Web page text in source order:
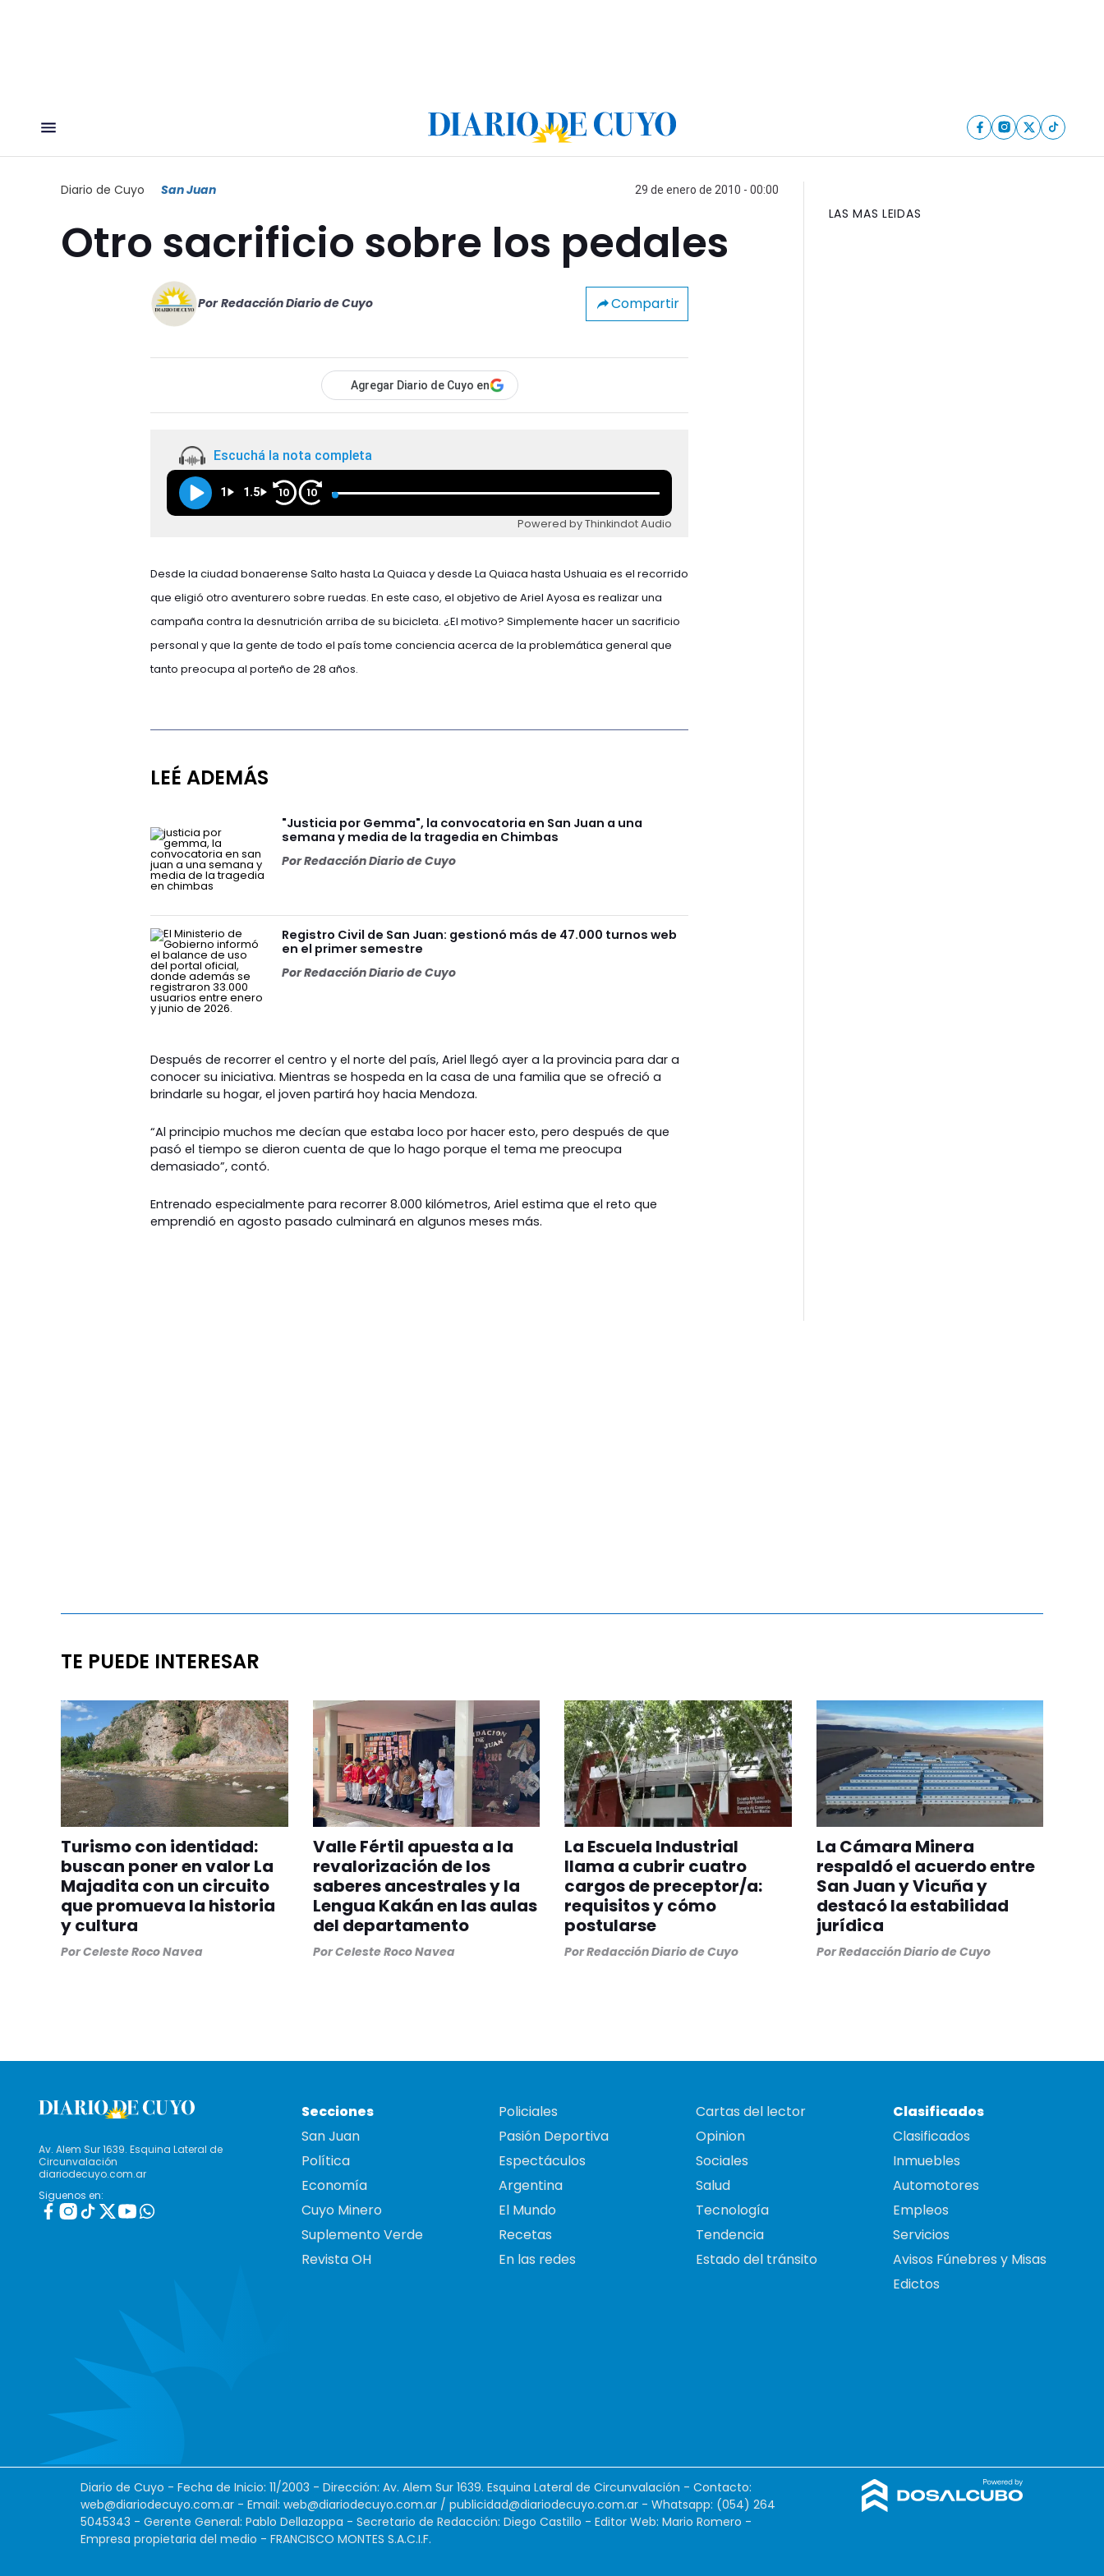
Diario de Cuyo San Juan 29 de enero de 2010 - 00:00
Otro sacrificio sobre los pedales
Por Redacción Diario de Cuyo Compartir
Agregar Diario de Cuyo en
Escuchá la nota completa
1 1.5 10 10
Powered by Thinkindot Audio
Desde la ciudad bonaerense Salto hasta La Quiaca y desde La Quiaca hasta Ushuaia es el recorrido
que eligió otro aventurero sobre ruedas. En este caso, el objetivo de Ariel Ayosa es realizar una
campaña contra la desnutrición arriba de su bicicleta. ¿El motivo? Simplemente hacer un sacrificio
personal y que la gente de todo el país tome conciencia acerca de la problemática general que
tanto preocupa al porteño de 28 años.
LEÉ ADEMÁS
"Justicia por Gemma", la convocatoria en San Juan a una
semana y media de la tragedia en Chimbas
PorRedacción Diario de Cuyo
Registro Civil de San Juan: gestionó más de 47.000 turnos web
en el primer semestre
PorRedacción Diario de Cuyo
Después de recorrer el centro y el norte del país, Ariel llegó ayer a la provincia para dar a
conocer su iniciativa. Mientras se hospeda en la casa de una familia que se ofreció a
brindarle su hogar, el joven partirá hoy hacia Mendoza.
“Al principio muchos me decían que estaba loco por hacer esto, pero después de que
pasó el tiempo se dieron cuenta de que lo hago porque el tema me preocupa
demasiado”, contó.
Entrenado especialmente para recorrer 8.000 kilómetros, Ariel estima que el reto que
emprendió en agosto pasado culminará en algunos meses más.
LAS MAS LEIDAS
TE PUEDE INTERESAR
Turismo con identidad:
buscan poner en valor La
Majadita con un circuito
que promueva la historia
y cultura
PorCeleste Roco Navea
Valle Fértil apuesta a la
revalorización de los
saberes ancestrales y la
Lengua Kakán en las aulas
del departamento
PorCeleste Roco Navea
La Escuela Industrial
llama a cubrir cuatro
cargos de preceptor/a:
requisitos y cómo
postularse
PorRedacción Diario de Cuyo
La Cámara Minera
respaldó el acuerdo entre
San Juan y Vicuña y
destacó la estabilidad
jurídica
PorRedacción Diario de Cuyo
Av. Alem Sur 1639. Esquina Lateral de
Circunvalación
diariodecuyo.com.ar
Siguenos en:
Secciones
San Juan
Política
Economía
Cuyo Minero
Suplemento Verde
Revista OH
Policiales
Pasión Deportiva
Espectáculos
Argentina
El Mundo
Recetas
En las redes
Cartas del lector
Opinion
Sociales
Salud
Tecnología
Tendencia
Estado del tránsito
Clasificados
Clasificados
Inmuebles
Automotores
Empleos
Servicios
Avisos Fúnebres y Misas
Edictos
Diario de Cuyo - Fecha de Inicio: 11/2003 - Dirección: Av. Alem Sur 1639. Esquina Lateral de Circunvalación - Contacto:
web@diariodecuyo.com.ar - Email: web@diariodecuyo.com.ar / publicidad@diariodecuyo.com.ar - Whatsapp: (054) 264
5045343 - Gerente General: Pablo Dellazoppa - Secretario de Redacción: Diego Castillo - Editor Web: Mario Romero -
Empresa propietaria del medio - FRANCISCO MONTES S.A.C.I.F.